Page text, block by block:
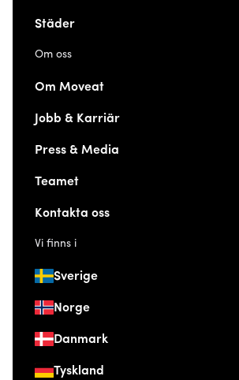
Städer
Om oss
Om Moveat
Jobb & Karriär
Press & Media
Teamet
Kontakta oss
Vi finns i
Sverige
Norge
Danmark
Tyskland